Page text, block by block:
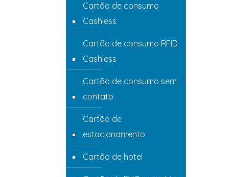
Cartão de consumo
Cashless
Cartão de consumo RFID
Cashless
Cartão de consumo sem
contato
Cartão de
estacionamento
Cartão de hotel